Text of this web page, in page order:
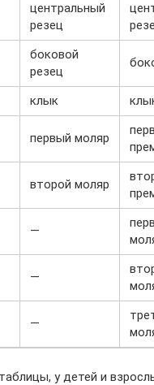
центральный
резец
боковой
резец
клык
первый моляр
второй моляр
—
—
—
у детей и